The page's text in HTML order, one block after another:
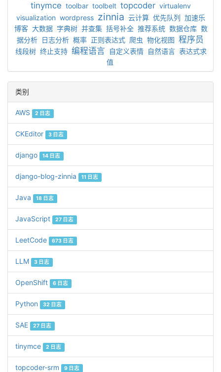
tinymce toolbar toolbelt topcoder virtualenv
visualization wordpress zinnia 云计算 优先队列 加速乐
博客 大数据 字典树 并查集 括号补全 推荐系统 数据仓库 数
据分析
日志分析 概率 正则表达式 爬虫 物化视图 程序员
线段树 终止支持 编程语言 自定义表情 自然语言 表达式求
值
类别
AWS 2 日志
CKEditor 3 日志
django 14 日志
django-blog-zinnia 11 日志
Java 18 日志
JavaScript 27 日志
LeetCode 673 日志
LLM 3 日志
OpenShift 6 日志
Python 32 日志
SAE 27 日志
tinymce 2 日志
topcoder-srm 9 日志